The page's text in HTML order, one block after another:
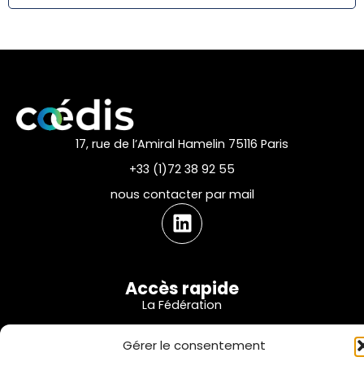
Gérer le consentement
Accès rapide
La Fédération
Nos Adhérents
Nos partenaires
17, rue de l’Amiral Hamelin 75116 Paris
+33 (1)72 38 92 55
nous contacter par mail